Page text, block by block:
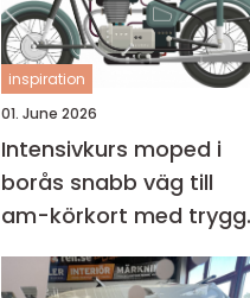
inspiration
01. June 2026
Intensivkurs moped i
borås snabb väg till
am-körkort med trygg
grund